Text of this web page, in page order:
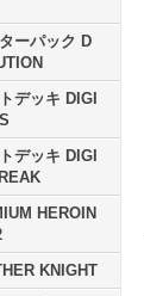
ーパック D
デッキ DIGI
デッキ DIGI
HEROIN
KNIGHT